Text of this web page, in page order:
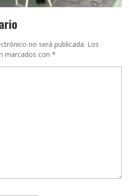
no será publicada. Los
marcados con *